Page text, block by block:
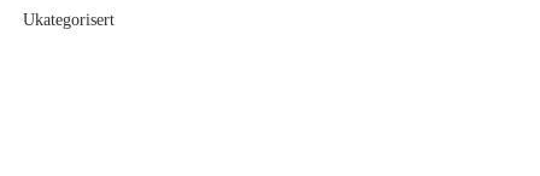
Ukategorisert